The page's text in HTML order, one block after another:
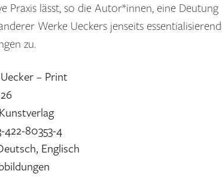
Praxis lässt, so die Autor*innen, eine Deutung
Werke Ueckers jenseits
zu.
– Print
422-80353-4
Englisch